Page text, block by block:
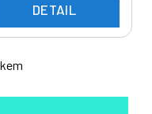
DETAIL